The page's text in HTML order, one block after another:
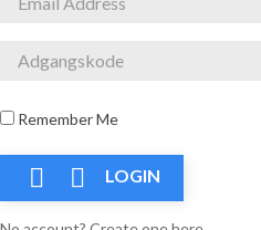
Remember Me
  LOGIN